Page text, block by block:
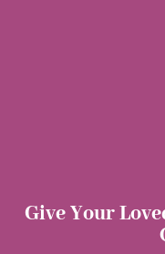
Give Your